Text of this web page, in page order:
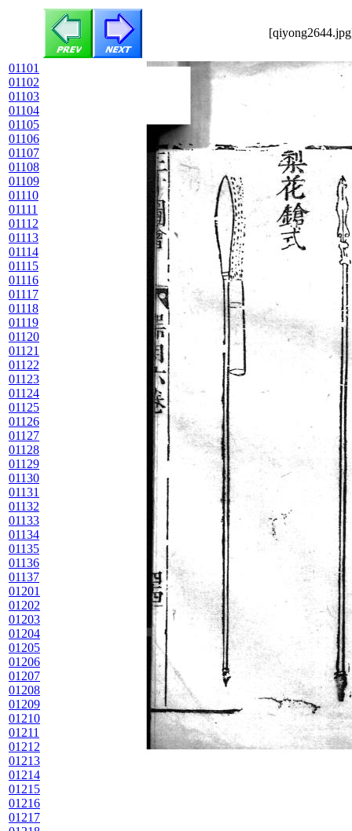
01101
01102
01103
01104
01105
01106
01107
01108
01109
01110
01111
01112
01113
01114
01115
01116
01117
01118
01119
01120
01121
01122
01123
01124
01125
01126
01127
01128
01129
01130
01131
01132
01133
01134
01135
01136
01137
01201
01202
01203
01204
01205
01206
01207
01208
01209
01210
01211
01212
01213
01214
01215
01216
01217